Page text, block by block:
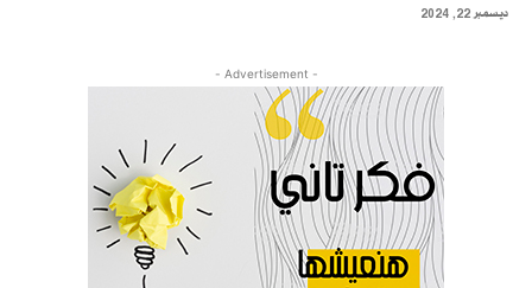
ديسمبر 22, 2024
- Advertisement -